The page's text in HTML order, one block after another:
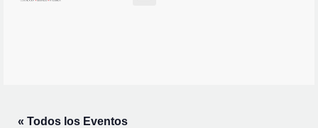
« Todos los Eventos